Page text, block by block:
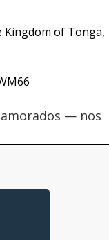
Kingdom of Tonga,
— nos